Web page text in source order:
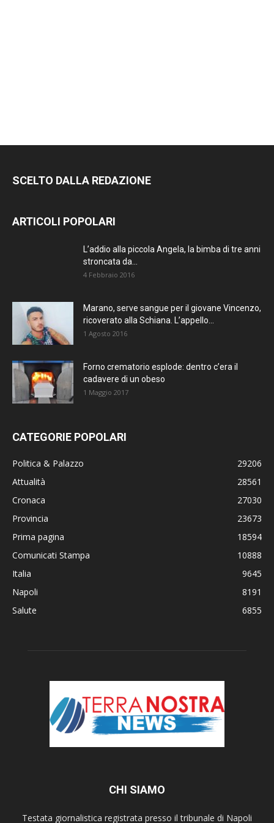
SCELTO DALLA REDAZIONE
ARTICOLI POPOLARI
L’addio alla piccola Angela, la bimba di tre anni
stroncata da...
4 Febbraio 2016
Marano, serve sangue per il giovane Vincenzo,
ricoverato alla Schiana. L’appello...
1 Agosto 2016
Forno crematorio esplode: dentro c’era il
cadavere di un obeso
1 Maggio 2017
CATEGORIE POPOLARI
Politica & Palazzo
29206
Attualità
28561
Cronaca
27030
Provincia
23673
Prima pagina
18594
Comunicati Stampa
10888
Italia
9645
Napoli
8191
Salute
6855
CHI SIAMO
Testata giornalistica registrata presso il tribunale di Napoli